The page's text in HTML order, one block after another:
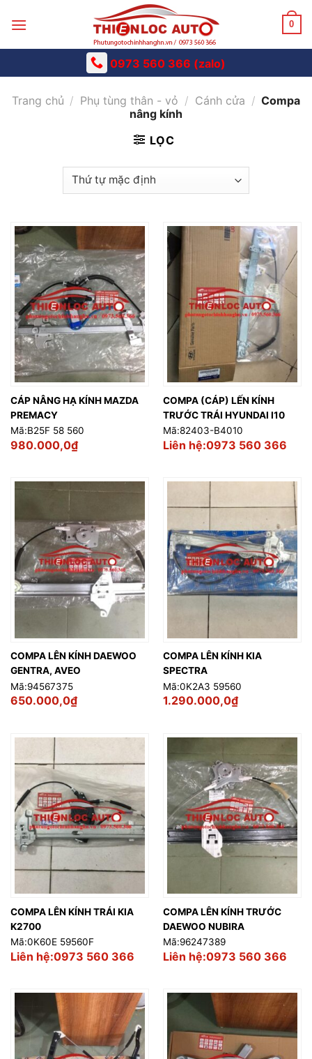
0
0973 560 366 (zalo)
Trang chủ / Phụ tùng thân - vỏ / Cánh cửa / Compa
nâng kính
LỌC
CÁP NÂNG HẠ KÍNH MAZDA
PREMACY
Mã:B25F 58 560
980.000,0₫
COMPA (CÁP) LẾN KÍNH
TRƯỚC TRÁI HYUNDAI I10
Mã:82403-B4010
Liên hệ:0973 560 366
COMPA LÊN KÍNH DAEWOO
GENTRA, AVEO
Mã:94567375
650.000,0₫
COMPA LÊN KÍNH KIA
SPECTRA
Mã:0K2A3 59560
1.290.000,0₫
COMPA LÊN KÍNH TRÁI KIA
K2700
Mã:0K60E 59560F
Liên hệ:0973 560 366
COMPA LÊN KÍNH TRƯỚC
DAEWOO NUBIRA
Mã:96247389
Liên hệ:0973 560 366